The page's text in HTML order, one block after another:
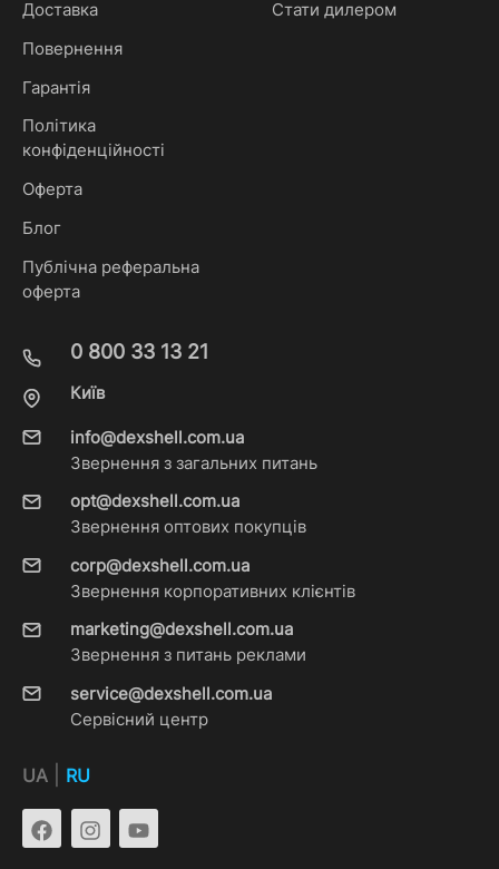
Доставка
Повернення
Гарантія
Політика
конфіденційності
Оферта
Блог
Публічна реферальна
оферта
Стати дилером
0 800 33 13 21
Київ
info@dexshell.com.ua
Звернення з загальних питань
opt@dexshell.com.ua
Звернення оптових покупців
corp@dexshell.com.ua
Звернення корпоративних клієнтів
marketing@dexshell.com.ua
Звернення з питань реклами
service@dexshell.com.ua
Сервісний центр
UA RU